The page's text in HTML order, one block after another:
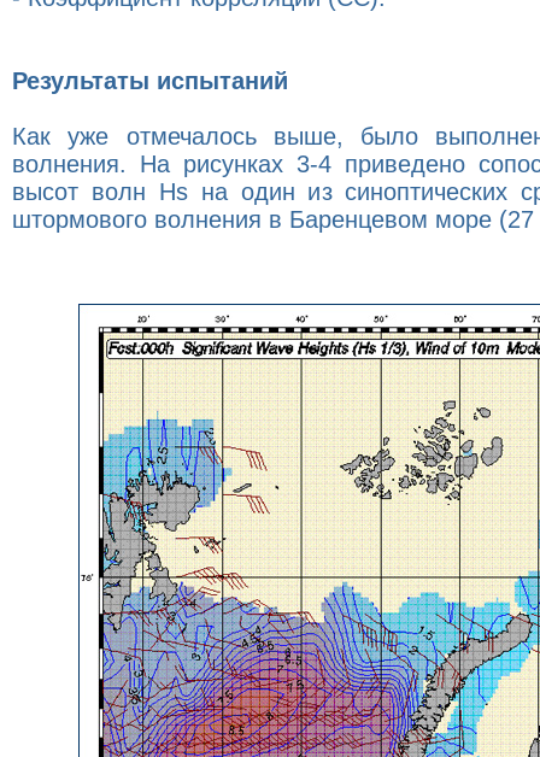
Результаты испытаний
Как уже отмечалось выше, было
волнения. На рисунках 3-4 приведено
высот волн Hs на один из синоптических
штормового волнения в Баренцевом море (27